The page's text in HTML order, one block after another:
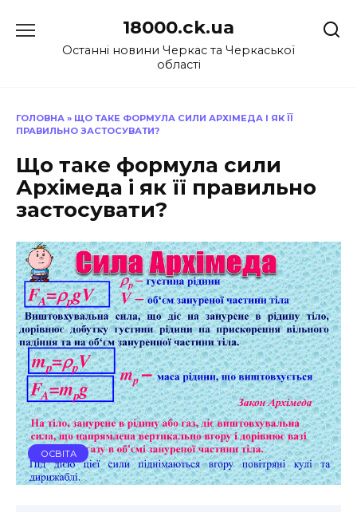
до
18000.ck.ua
Останні новини Черкас та Черкаської
області
ГОЛОВНА » ЩО ТАКЕ ФОРМУЛА СИЛИ АРХІМЕДА І ЯК ЇЇ
ПРАВИЛЬНО ЗАСТОСУВАТИ?
Що таке формула сили
Архімеда і як її правильно
застосувати?
ОСВІТА